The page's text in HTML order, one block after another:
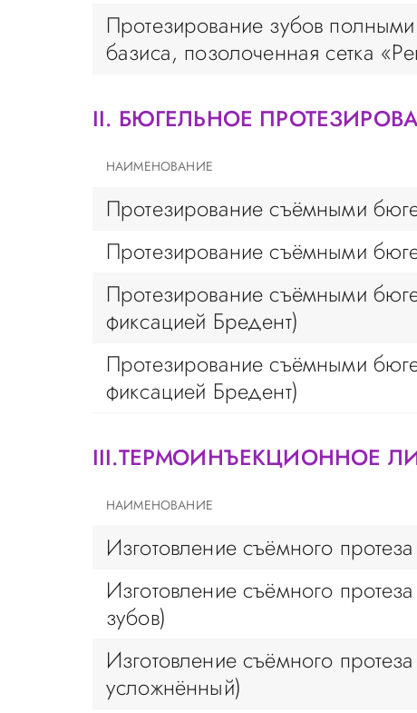
Протезирование зубов
базиса, позолоченная сетка
II. БЮГЕЛЬНОЕ
НАИМЕНОВАНИЕ
Протезирование съёмными
Протезирование съёмными
Протезирование съёмными
фиксацией Бредент)
Протезирование съёмными
фиксацией Бредент)
III.ТЕРМОИНЪЕКЦИОННОЕ
НАИМЕНОВАНИЕ
Изготовление съёмного
Изготовление съёмного
зубов)
Изготовление съёмного
усложнённый)